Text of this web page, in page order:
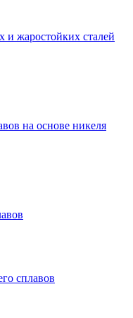
жаростойких сталей
на основе никеля
сплавов